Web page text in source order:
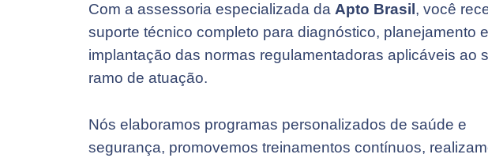
Com a assessoria especializada da Apto Brasil , você
suporte técnico completo para diagnóstico, planejamento e
implantação das normas regulamentadoras aplicáveis ao
ramo de atuação.
Nós elaboramos programas personalizados de saúde e
segurança, promovemos treinamentos contínuos,